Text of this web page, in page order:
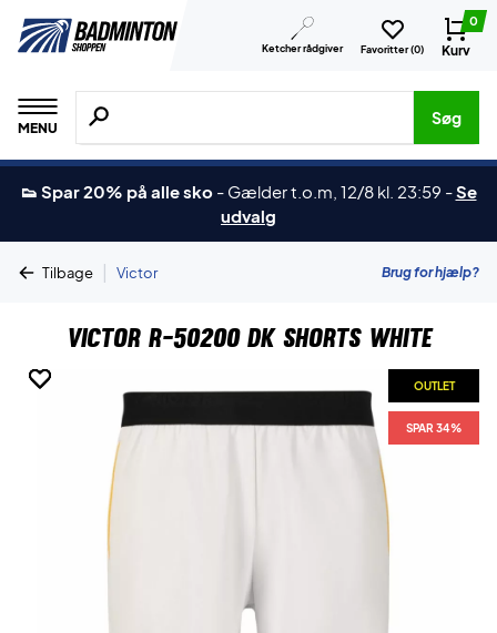
Ketcher rådgiver Favoritter (0)
0
Kurv
MENU
Søg efter produkter, mærker etc.
Søg
👟 Spar 20% på alle sko - Gælder t.o.m, 12/8 kl. 23:59 -Se
udvalg
Tilbage | Victor Brug for hjælp?
Victor R-50200 DK Shorts White
OUTLET
SPAR 34%
OUTLET
SPAR 34%
OUTLET
SPAR 34%
OUTLET
SPAR 34%